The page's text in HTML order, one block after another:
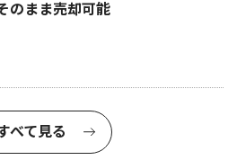
まま売却可能
べて見る